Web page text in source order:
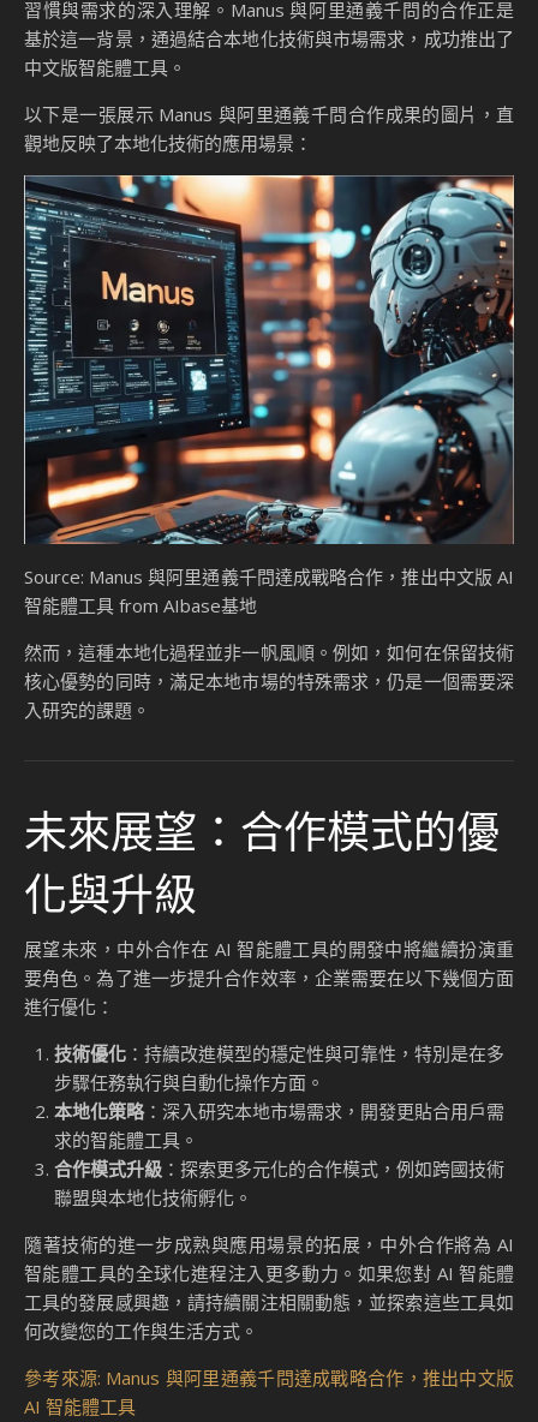
習慣與需求的深入理解。Manus 與阿里通義千問的合作正是
基於這一背景，通過結合本地化技術與市場需求，成功推出了
中文版智能體工具。
以下是一張展示 Manus 與阿里通義千問合作成果的圖片，直
觀地反映了本地化技術的應用場景：
Source: Manus 與阿里通義千問達成戰略合作，推出中文版 AI
智能體工具 from AIbase基地
然而，這種本地化過程並非一帆風順。例如，如何在保留技術
核心優勢的同時，滿足本地市場的特殊需求，仍是一個需要深
入研究的課題。
未來展望：合作模式的優
化與升級
展望未來，中外合作在 AI 智能體工具的開發中將繼續扮演重
要角色。為了進一步提升合作效率，企業需要在以下幾個方面
進行優化：
技術優化 ：持續改進模型的穩定性與可靠性，特別是在多
步驟任務執行與自動化操作方面。
本地化策略：深入研究本地市場需求，開發更貼合用戶需
求的智能體工具。
合作模式升級 ：探索更多元化的合作模式，例如跨國技術
聯盟與本地化技術孵化。
隨著技術的進一步成熟與應用場景的拓展，中外合作將為 AI
智能體工具的全球化進程注入更多動力。如果您對 AI 智能體
工具的發展感興趣，請持續關注相關動態，並探索這些工具如
何改變您的工作與生活方式。
參考來源: Manus 與阿里通義千問達成戰略合作，推出中文版
AI 智能體工具